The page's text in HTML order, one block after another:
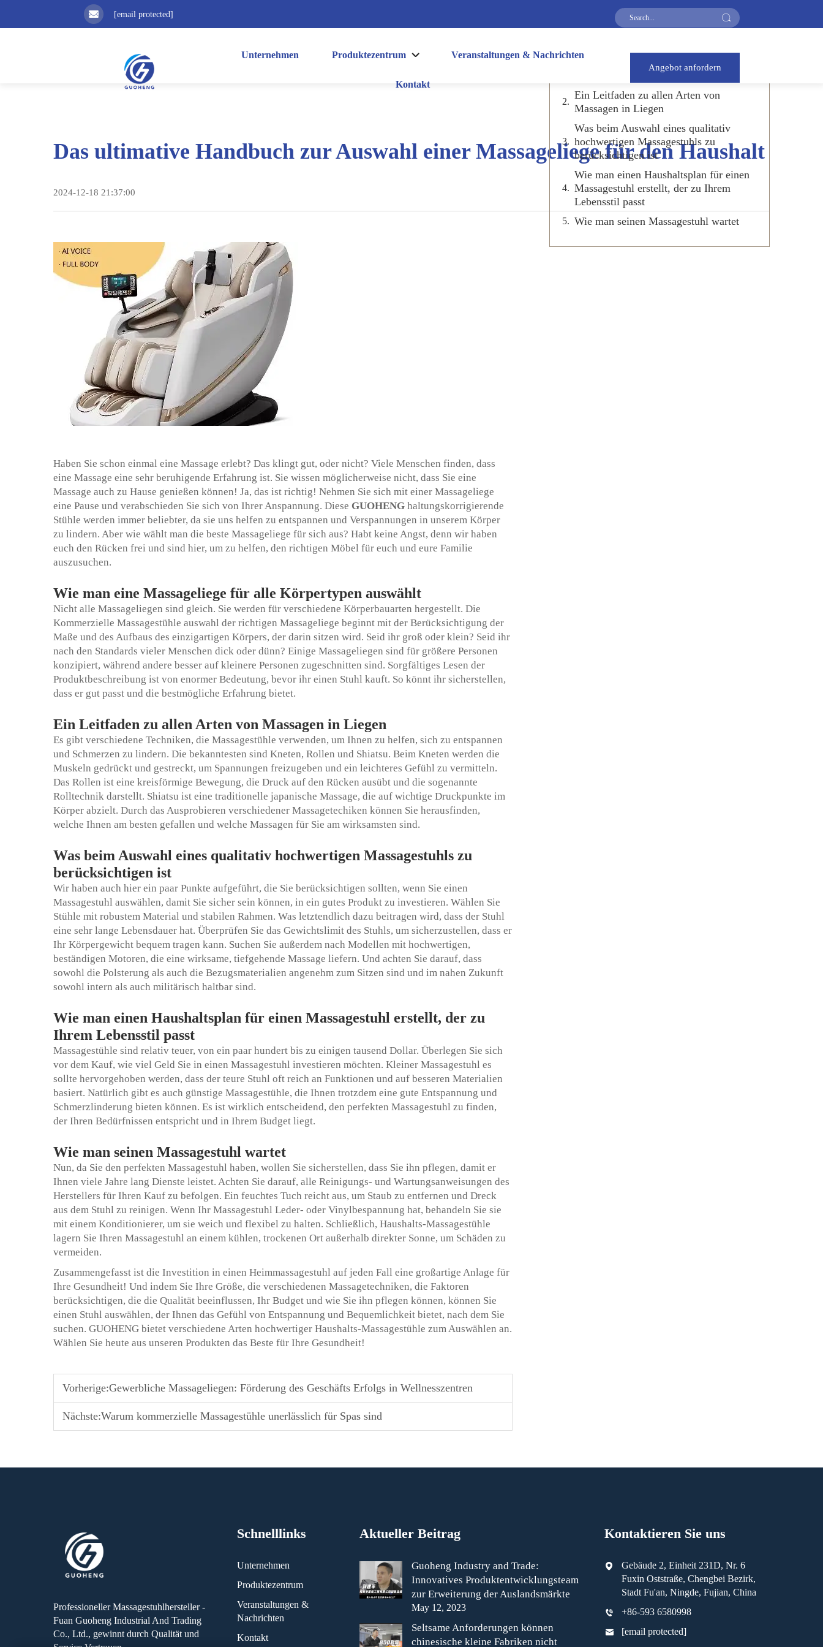
[email protected]
Unternehmen Produktezentrum Veranstaltungen & Nachrichten
Kontakt
Angebot anfordern
Das ultimative Handbuch zur Auswahl einer Massageliege für den Haushalt
2024-12-18 21:37:00
Haben Sie schon einmal eine Massage erlebt? Das klingt gut, oder nicht? Viele Menschen finden, dass
eine Massage eine sehr beruhigende Erfahrung ist. Sie wissen möglicherweise nicht, dass Sie eine
Massage auch zu Hause genießen können! Ja, das ist richtig! Nehmen Sie sich mit einer Massageliege
eine Pause und verabschieden Sie sich von Ihrer Anspannung. Diese GUOHENG haltungskorrigierende
Stühle werden immer beliebter, da sie uns helfen zu entspannen und Verspannungen in unserem Körper
zu lindern. Aber wie wählt man die beste Massageliege für sich aus? Habt keine Angst, denn wir haben
euch den Rücken frei und sind hier, um zu helfen, den richtigen Möbel für euch und eure Familie
auszusuchen.
Wie man eine Massageliege für alle Körpertypen auswählt
Nicht alle Massageliegen sind gleich. Sie werden für verschiedene Körperbauarten hergestellt. Die
Kommerzielle Massagestühle auswahl der richtigen Massageliege beginnt mit der Berücksichtigung der
Maße und des Aufbaus des einzigartigen Körpers, der darin sitzen wird. Seid ihr groß oder klein? Seid ihr
nach den Standards vieler Menschen dick oder dünn? Einige Massageliegen sind für größere Personen
konzipiert, während andere besser auf kleinere Personen zugeschnitten sind. Sorgfältiges Lesen der
Produktbeschreibung ist von enormer Bedeutung, bevor ihr einen Stuhl kauft. So könnt ihr sicherstellen,
dass er gut passt und die bestmögliche Erfahrung bietet.
Ein Leitfaden zu allen Arten von Massagen in Liegen
Es gibt verschiedene Techniken, die Massagestühle verwenden, um Ihnen zu helfen, sich zu entspannen
und Schmerzen zu lindern. Die bekanntesten sind Kneten, Rollen und Shiatsu. Beim Kneten werden die
Muskeln gedrückt und gestreckt, um Spannungen freizugeben und ein leichteres Gefühl zu vermitteln.
Das Rollen ist eine kreisförmige Bewegung, die Druck auf den Rücken ausübt und die sogenannte
Rolltechnik darstellt. Shiatsu ist eine traditionelle japanische Massage, die auf wichtige Druckpunkte im
Körper abzielt. Durch das Ausprobieren verschiedener Massagetechiken können Sie herausfinden,
welche Ihnen am besten gefallen und welche Massagen für Sie am wirksamsten sind.
Was beim Auswahl eines qualitativ hochwertigen Massagestuhls zu
berücksichtigen ist
Wir haben auch hier ein paar Punkte aufgeführt, die Sie berücksichtigen sollten, wenn Sie einen
Massagestuhl auswählen, damit Sie sicher sein können, in ein gutes Produkt zu investieren. Wählen Sie
Stühle mit robustem Material und stabilen Rahmen. Was letztendlich dazu beitragen wird, dass der Stuhl
eine sehr lange Lebensdauer hat. Überprüfen Sie das Gewichtslimit des Stuhls, um sicherzustellen, dass er
Ihr Körpergewicht bequem tragen kann. Suchen Sie außerdem nach Modellen mit hochwertigen,
beständigen Motoren, die eine wirksame, tiefgehende Massage liefern. Und achten Sie darauf, dass
sowohl die Polsterung als auch die Bezugsmaterialien angenehm zum Sitzen sind und im nahen Zukunft
sowohl intern als auch militärisch haltbar sind.
Wie man einen Haushaltsplan für einen Massagestuhl erstellt, der zu
Ihrem Lebensstil passt
Massagestühle sind relativ teuer, von ein paar hundert bis zu einigen tausend Dollar. Überlegen Sie sich
vor dem Kauf, wie viel Geld Sie in einen Massagestuhl investieren möchten. Kleiner Massagestuhl es
sollte hervorgehoben werden, dass der teure Stuhl oft reich an Funktionen und auf besseren Materialien
basiert. Natürlich gibt es auch günstige Massagestühle, die Ihnen trotzdem eine gute Entspannung und
Schmerzlinderung bieten können. Es ist wirklich entscheidend, den perfekten Massagestuhl zu finden,
der Ihren Bedürfnissen entspricht und in Ihrem Budget liegt.
Wie man seinen Massagestuhl wartet
Nun, da Sie den perfekten Massagestuhl haben, wollen Sie sicherstellen, dass Sie ihn pflegen, damit er
Ihnen viele Jahre lang Dienste leistet. Achten Sie darauf, alle Reinigungs- und Wartungsanweisungen des
Herstellers für Ihren Kauf zu befolgen. Ein feuchtes Tuch reicht aus, um Staub zu entfernen und Dreck
aus dem Stuhl zu reinigen. Wenn Ihr Massagestuhl Leder- oder Vinylbespannung hat, behandeln Sie sie
mit einem Konditionierer, um sie weich und flexibel zu halten. Schließlich, Haushalts-Massagestühle
lagern Sie Ihren Massagestuhl an einem kühlen, trockenen Ort außerhalb direkter Sonne, um Schäden zu
vermeiden.
Zusammengefasst ist die Investition in einen Heimmassagestuhl auf jeden Fall eine großartige Anlage für
Ihre Gesundheit! Und indem Sie Ihre Größe, die verschiedenen Massagetechniken, die Faktoren
berücksichtigen, die die Qualität beeinflussen, Ihr Budget und wie Sie ihn pflegen können, können Sie
einen Stuhl auswählen, der Ihnen das Gefühl von Entspannung und Bequemlichkeit bietet, nach dem Sie
suchen. GUOHENG bietet verschiedene Arten hochwertiger Haushalts-Massagestühle zum Auswählen an.
Wählen Sie heute aus unseren Produkten das Beste für Ihre Gesundheit!
Vorherige:Gewerbliche Massageliegen: Förderung des Geschäfts Erfolgs in Wellnesszentren
Nächste:Warum kommerzielle Massagestühle unerlässlich für Spas sind
Inhaltsverzeichnis
Wie man eine Massageliege für alle
Körpertypen auswählt
Ein Leitfaden zu allen Arten von
Massagen in Liegen
Was beim Auswahl eines qualitativ
hochwertigen Massagestuhls zu
berücksichtigen ist
Wie man einen Haushaltsplan für einen
Massagestuhl erstellt, der zu Ihrem
Lebensstil passt
Wie man seinen Massagestuhl wartet
Professioneller Massagestuhlhersteller -
Fuan Guoheng Industrial And Trading
Co., Ltd., gewinnt durch Qualität und
Schnelllinks
Unternehmen
Produktezentrum
Veranstaltungen &
Nachrichten
Kontakt
Aktueller Beitrag
Guoheng Industry and Trade:
Innovatives Produktentwicklungsteam
zur Erweiterung der Auslandsmärkte
May 12, 2023
Seltsame Anforderungen können
chinesische kleine Fabriken nicht
Kontaktieren Sie uns
Gebäude 2, Einheit 231D, Nr. 6
Fuxin Oststraße, Chengbei Bezirk,
Stadt Fu'an, Ningde, Fujian, China
+86-593 6580998
[email protected]